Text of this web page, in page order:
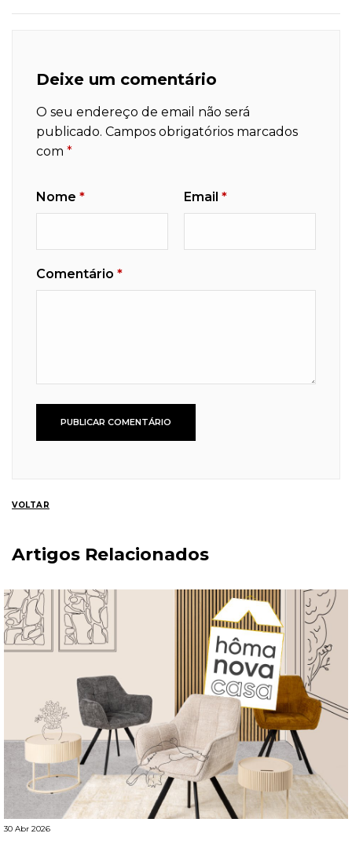
Deixe um comentário
O seu endereço de email não será
publicado. Campos obrigatórios marcados
com *
Nome * Email *
Comentário *
VOLTAR
Artigos Relacionados
30 Abr 2026